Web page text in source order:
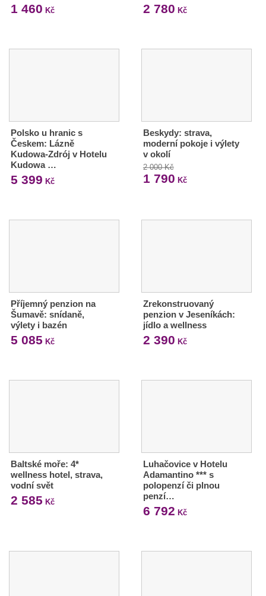
1 460 Kč 2 780 Kč
Polsko u hranic s
Českem: Lázně
Kudowa-Zdrój v Hotelu
Kudowa …
5 399 Kč
Beskydy: strava,
moderní pokoje i výlety
v okolí
2 000 Kč
1 790 Kč
Příjemný penzion na
Šumavě: snídaně,
výlety i bazén
5 085 Kč
Zrekonstruovaný
penzion v Jeseníkách:
jídlo a wellness
2 390 Kč
Baltské moře: 4*
wellness hotel, strava,
vodní svět
2 585 Kč
Luhačovice v Hotelu
Adamantino *** s
polopenzí či plnou
penzí…
6 792 Kč